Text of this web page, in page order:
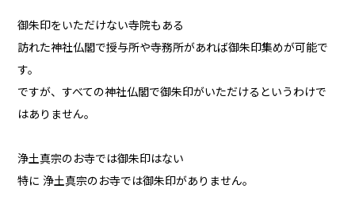
御朱印をいただけない寺院もある
訪れた神社仏閣で授与所や寺務所があれば御朱印集めが可能で
す。
ですが、すべての神社仏閣で御朱印がいただけるというわけで
はありません。
浄土真宗のお寺では御朱印はない
特に 浄土真宗のお寺では御朱印がありません。